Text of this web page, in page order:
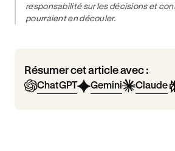
responsabilité sur les décisions et
pourraient en découler.
Résumer cet article avec :
ChatGPT Gemini Claude